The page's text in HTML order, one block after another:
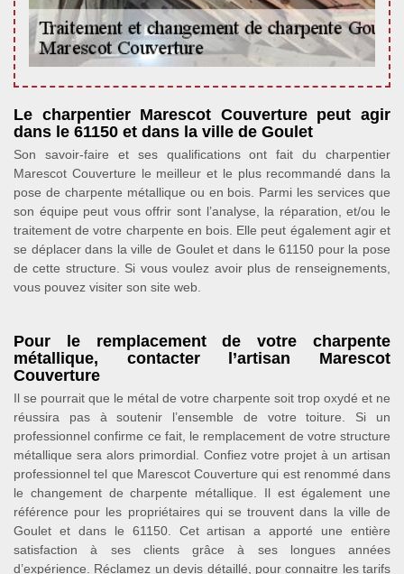
Le charpentier Marescot Couverture peut agir
dans le 61150 et dans la ville de Goulet
Son savoir-faire et ses qualifications ont fait du charpentier
Marescot Couverture le meilleur et le plus recommandé dans la
pose de charpente métallique ou en bois. Parmi les services que
son équipe peut vous offrir sont l’analyse, la réparation, et/ou le
traitement de votre charpente en bois. Elle peut également agir et
se déplacer dans la ville de Goulet et dans le 61150 pour la pose
de cette structure. Si vous voulez avoir plus de renseignements,
vous pouvez visiter son site web.
Pour le remplacement de votre charpente
métallique, contacter l’artisan Marescot
Couverture
Il se pourrait que le métal de votre charpente soit trop oxydé et ne
réussira pas à soutenir l’ensemble de votre toiture. Si un
professionnel confirme ce fait, le remplacement de votre structure
métallique sera alors primordial. Confiez votre projet à un artisan
professionnel tel que Marescot Couverture qui est renommé dans
le changement de charpente métallique. Il est également une
référence pour les propriétaires qui se trouvent dans la ville de
Goulet et dans le 61150. Cet artisan a apporté une entière
satisfaction à ses clients grâce à ses longues années
d’expérience. Réclamez un devis détaillé, pour connaitre les tarifs